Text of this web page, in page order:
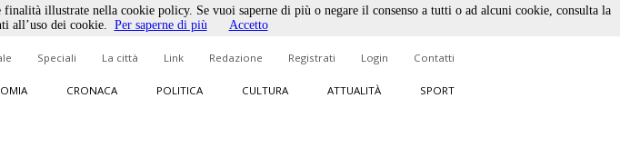
Speciali La città Link Redazione Registrati Login Contatti
CRONACA POLITICA CULTURA ATTUALITÀ SPORT
illustrate nella cookie policy. Se vuoi saperne di più o negare il consenso a tutti o ad alcuni cookie, consulta la
all’uso dei cookie. Per saperne di più Accetto